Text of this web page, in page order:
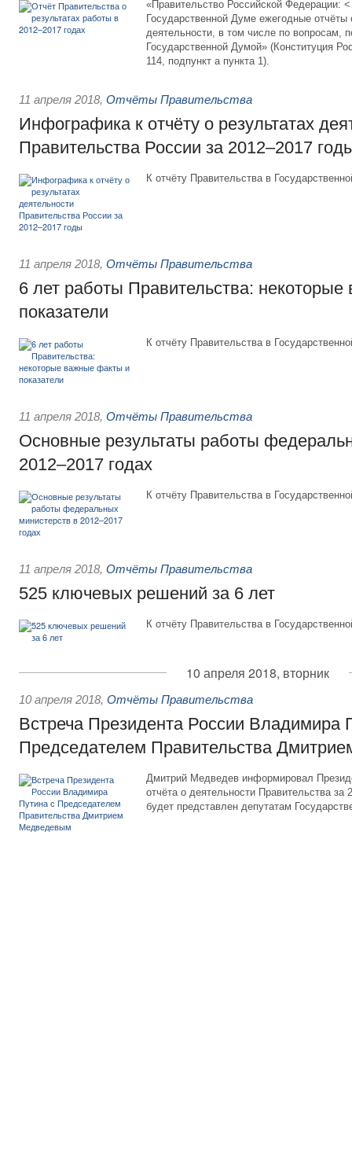
«Правительство Российской Федерации:
Государственной Думе ежегодные отчёты
деятельности, в том числе по вопросам,
Государственной Думой» (Конституция
114, подпункт а пункта 1).
11 апреля 2018, Отчёты Правительства
Инфографика к отчёту о результатах
Правительства России за 2012–2017
К отчёту Правительства в
11 апреля 2018, Отчёты Правительства
6 лет работы Правительства:
показатели
К отчёту Правительства в
11 апреля 2018, Отчёты Правительства
Основные результаты работы
2012–2017 годах
К отчёту Правительства в
11 апреля 2018, Отчёты Правительства
525 ключевых решений за 6 лет
К отчёту Правительства в
10 апреля 2018, вторник
10 апреля 2018, Отчёты Правительства
Встреча Президента России Владимира
Председателем Правительства
Дмитрий Медведев информировал
отчёта о деятельности Правительства за
будет представлен депутатам